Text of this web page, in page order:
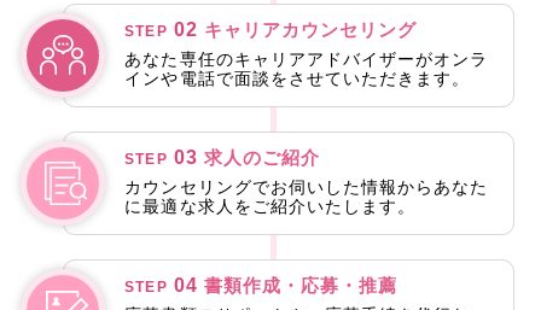
STEP 02 キャリアカウンセリング
あなた専任のキャリアアドバイザーがオンラ
インや電話で面談をさせていただきます。
STEP 03 求人のご紹介
カウンセリングでお伺いした情報からあなた
に最適な求人をご紹介いたします。
STEP 04 書類作成・応募・推薦